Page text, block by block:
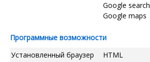
Google search
Google maps
Программные возможности
Установленный браузер
HTML